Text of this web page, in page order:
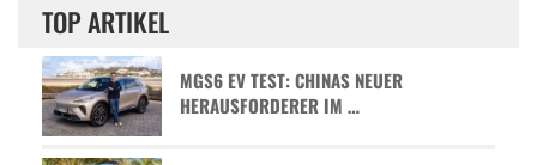
TOP ARTIKEL
MGS6 EV TEST: CHINAS NEUER
HERAUSFORDERER IM …